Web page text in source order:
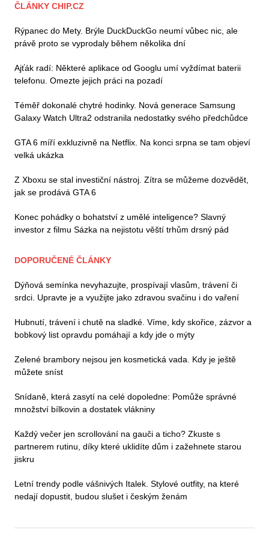
ČLÁNKY CHIP.CZ
Rýpanec do Mety. Brýle DuckDuckGo neumí vůbec nic, ale
právě proto se vyprodaly během několika dní
Ajťák radí: Některé aplikace od Googlu umí vyždímat baterii
telefonu. Omezte jejich práci na pozadí
Téměř dokonalé chytré hodinky. Nová generace Samsung
Galaxy Watch Ultra2 odstranila nedostatky svého předchůdce
GTA 6 míří exkluzivně na Netflix. Na konci srpna se tam objeví
velká ukázka
Z Xboxu se stal investiční nástroj. Zítra se můžeme dozvědět,
jak se prodává GTA 6
Konec pohádky o bohatství z umělé inteligence? Slavný
investor z filmu Sázka na nejistotu věští trhům drsný pád
DOPORUČENÉ ČLÁNKY
Dýňová semínka nevyhazujte, prospívají vlasům, trávení či
srdci. Upravte je a využijte jako zdravou svačinu i do vaření
Hubnutí, trávení i chutě na sladké. Víme, kdy skořice, zázvor a
bobkový list opravdu pomáhají a kdy jde o mýty
Zelené brambory nejsou jen kosmetická vada. Kdy je ještě
můžete sníst
Snídaně, která zasytí na celé dopoledne: Pomůže správné
množství bílkovin a dostatek vlákniny
Každý večer jen scrollování na gauči a ticho? Zkuste s
partnerem rutinu, díky které uklidíte dům i zažehnete starou
jiskru
Letní trendy podle vášnivých Italek. Stylové outfity, na které
nedají dopustit, budou slušet i českým ženám